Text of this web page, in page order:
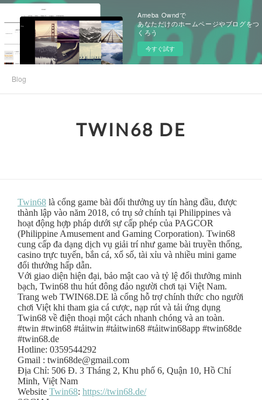
Ameba Owndで
あなただけのホームページやブログをつ
くろう
今すぐ試す
Blog
TWIN68 DE